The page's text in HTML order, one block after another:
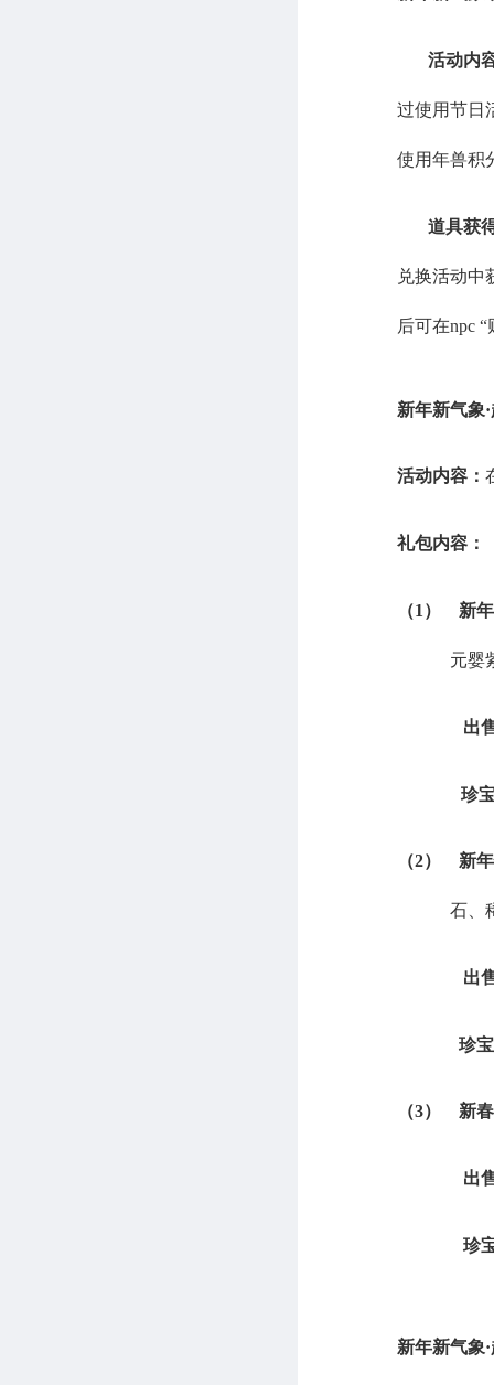
活动内
过使用节日
使用年兽积
道具获
兑换活动中
后可在npc “
新年新气象·
活动内容：
礼包内容：
（1） 新
元婴
出
珍宝
（2） 新
石、
出
珍宝
（3） 新
出
珍
新年新气象·